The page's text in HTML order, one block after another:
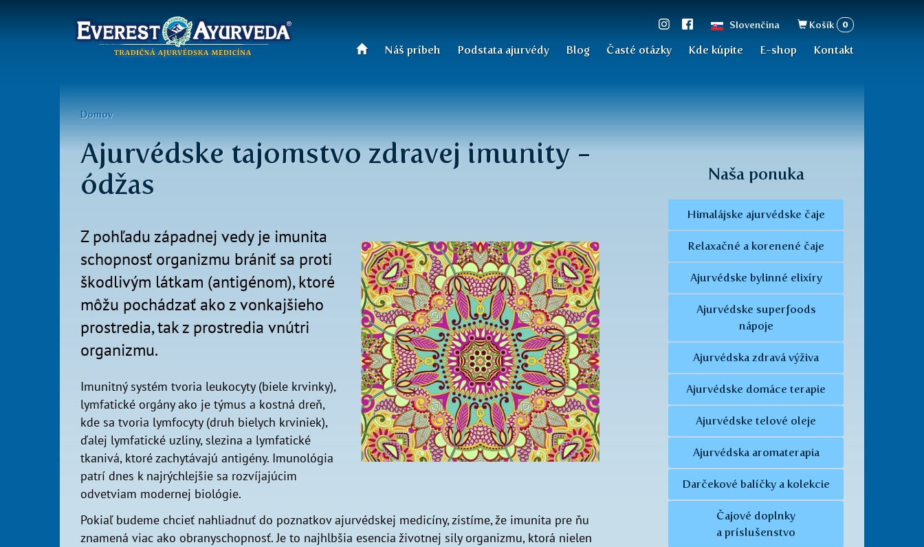
Slovenčina Košík 0
Hlavné
Náš príbeh Podstata ajurvédy Blog Časté otázky Kde kúpite E-shop Kontakt
Nachádzate
sa
tu
Domov
Ajurvédske tajomstvo zdravej imunity -
ódžas
Z pohľadu západnej vedy je imunita
schopnosť organizmu brániť sa proti
škodlivým látkam (antigénom), ktoré
môžu pochádzať ako z vonkajšieho
prostredia, tak z prostredia vnútri
organizmu.
Imunitný systém tvoria leukocyty (biele krvinky),
lymfatické orgány ako je týmus a kostná dreň,
kde sa tvoria lymfocyty (druh bielych krviniek),
ďalej lymfatické uzliny, slezina a lymfatické
tkanivá, ktoré zachytávajú antigény. Imunológia
patrí dnes k najrýchlejšie sa rozvíjajúcim
odvetviam modernej biológie.
Pokiaľ budeme chcieť nahliadnuť do poznatkov ajurvédskej medicíny, zistíme, že imunita pre ňu
znamená viac ako obranyschopnosť. Je to najhlbšia esencia životnej sily organizmu, ktorá nielen
Naša ponuka
Himalájske ajurvédske čaje
Relaxačné a korenené čaje
Ajurvédske bylinné elixíry
Ajurvédske superfoods
nápoje
Ajurvédska zdravá výživa
Ajurvédske domáce terapie
Ajurvédske telové oleje
Ajurvédska aromaterapia
Darčekové balíčky a kolekcie
Čajové doplnky
a príslušenstvo